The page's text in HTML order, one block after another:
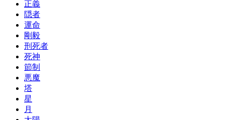
正義
隠者
運命
剛毅
刑死者
死神
節制
悪魔
塔
星
月